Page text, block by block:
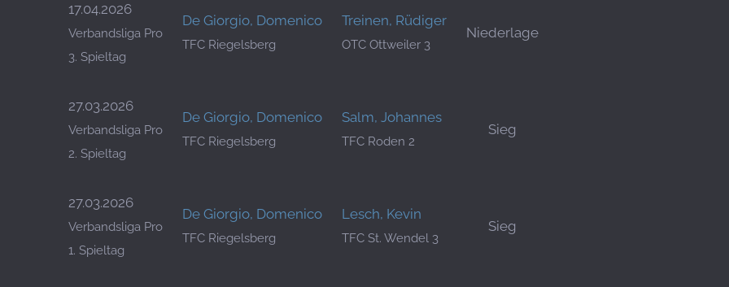
17.04.2026
Verbandsliga Pro
3. Spieltag
De Giorgio, Domenico
TFC Riegelsberg
Treinen, Rüdiger
OTC Ottweiler 3
Niederlage
27.03.2026
Verbandsliga Pro
2. Spieltag
De Giorgio, Domenico
TFC Riegelsberg
Salm, Johannes
TFC Roden 2
Sieg
27.03.2026
Verbandsliga Pro
1. Spieltag
De Giorgio, Domenico
TFC Riegelsberg
Lesch, Kevin
TFC St. Wendel 3
Sieg